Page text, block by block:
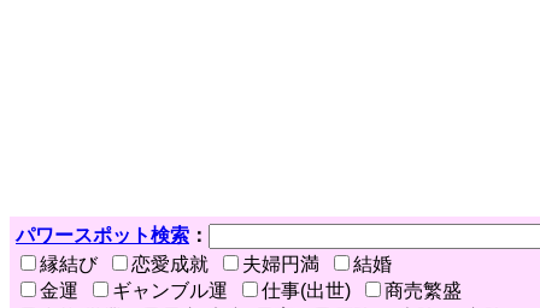
パワースポット検索 ：
縁結び
恋愛成就 夫婦円満
結婚
金運
ギャンブル運 仕事(出世)
商売繁盛